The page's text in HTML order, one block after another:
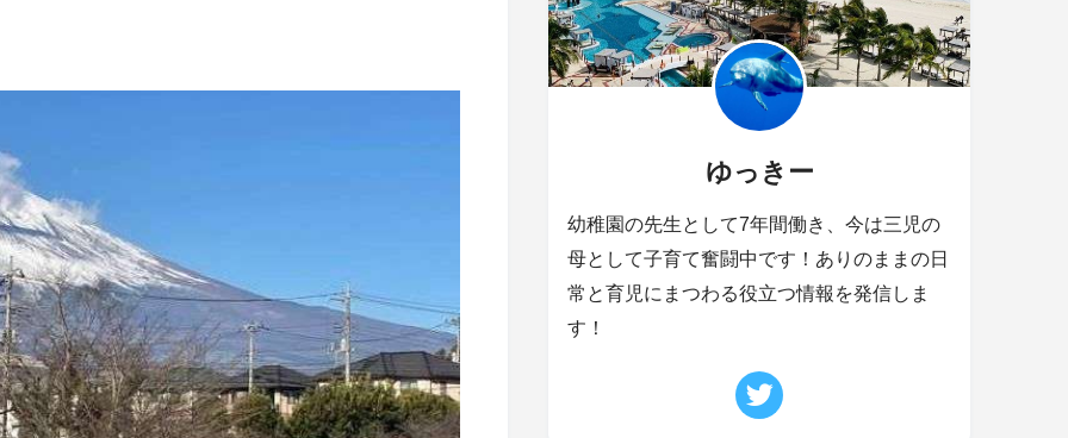
ゆっきー
幼稚園の先生として7年間働き、今は三児の
母として子育て奮闘中です！ありのままの日
常と育児にまつわる役立つ情報を発信しま
す！